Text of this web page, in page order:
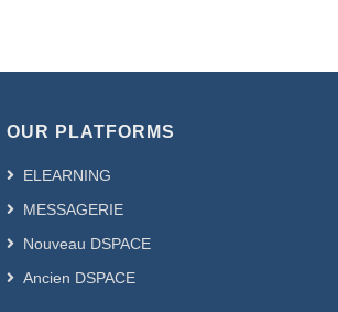
OUR PLATFORMS
ELEARNING
MESSAGERIE
Nouveau DSPACE
Ancien DSPACE